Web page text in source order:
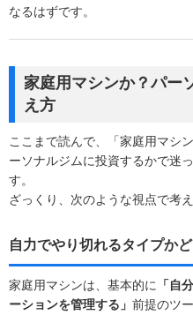
なるはずです。
家庭用マシンか？パー
え方
ここまで読んで、「家庭用マシ
ーソナルジムに投資するかで迷
す。
ざっくり、次のような視点で考
自力でやり切れるタイプか
家庭用マシンは、基本的に
「自
ーションを管理する」 前提のツ